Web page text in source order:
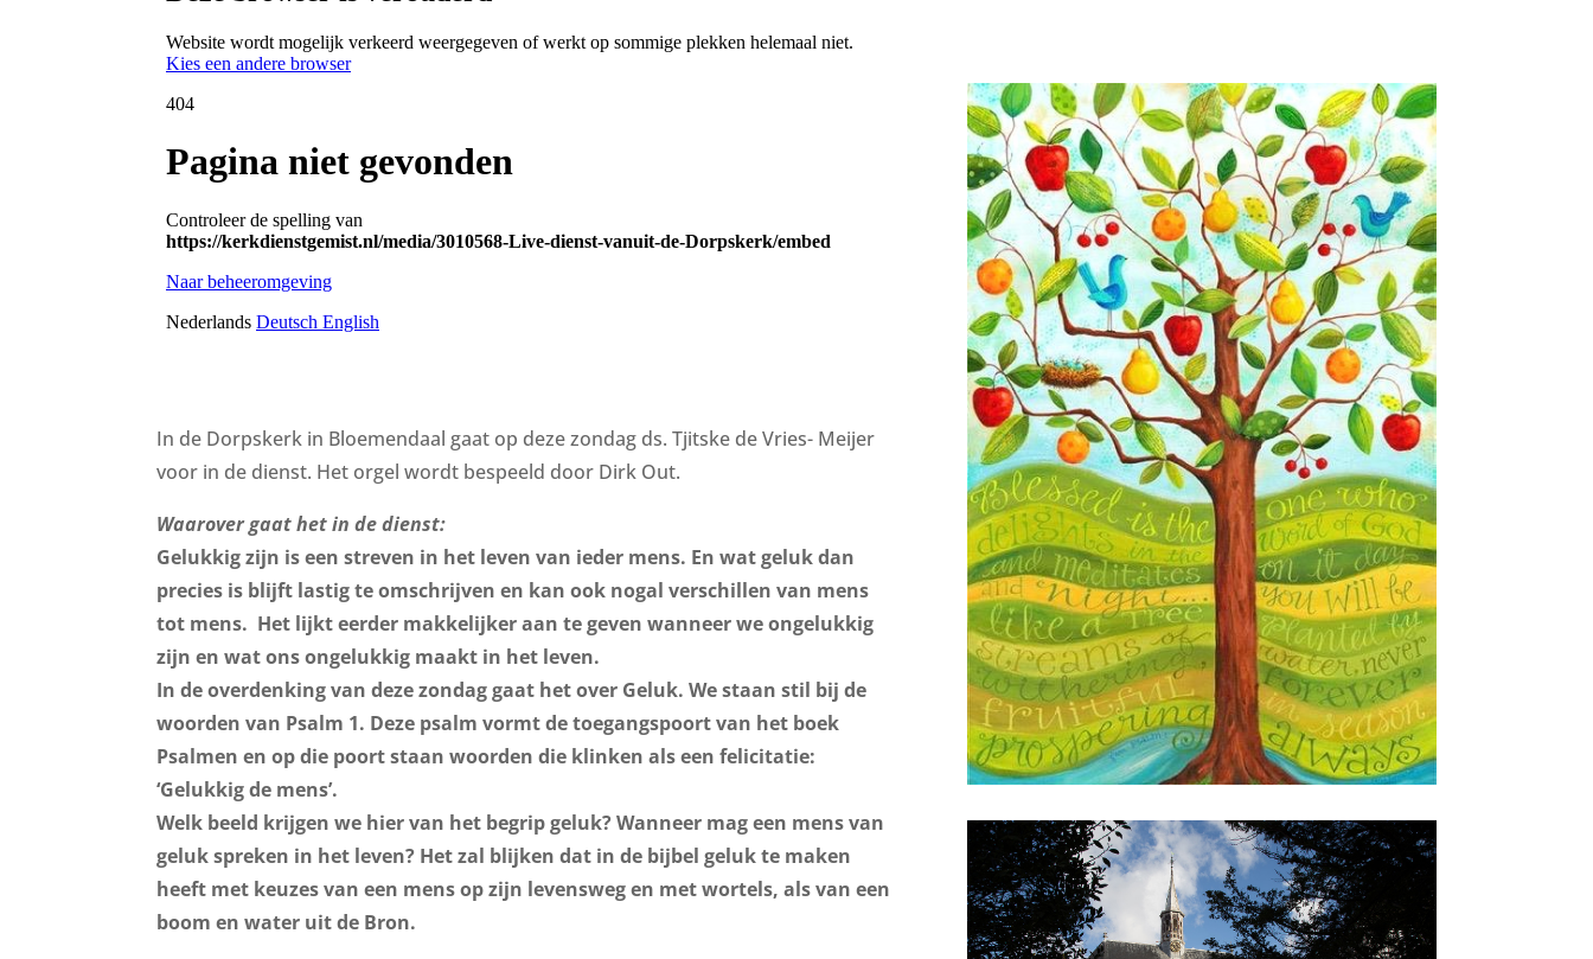
In de Dorpskerk in Bloemendaal gaat op deze zondag ds. Tjitske de Vries- Meijer
voor in de dienst. Het orgel wordt bespeeld door Dirk Out.
Waarover gaat het in de dienst:
Gelukkig zijn is een streven in het leven van ieder mens. En wat geluk dan
precies is blijft lastig te omschrijven en kan ook nogal verschillen van mens
tot mens. Het lijkt eerder makkelijker aan te geven wanneer we ongelukkig
zijn en wat ons ongelukkig maakt in het leven.
In de overdenking van deze zondag gaat het over Geluk. We staan stil bij de
woorden van Psalm 1. Deze psalm vormt de toegangspoort van het boek
Psalmen en op die poort staan woorden die klinken als een felicitatie:
‘Gelukkig de mens’.
Welk beeld krijgen we hier van het begrip geluk? Wanneer mag een mens van
geluk spreken in het leven? Het zal blijken dat in de bijbel geluk te maken
heeft met keuzes van een mens op zijn levensweg en met wortels, als van een
boom en water uit de Bron.